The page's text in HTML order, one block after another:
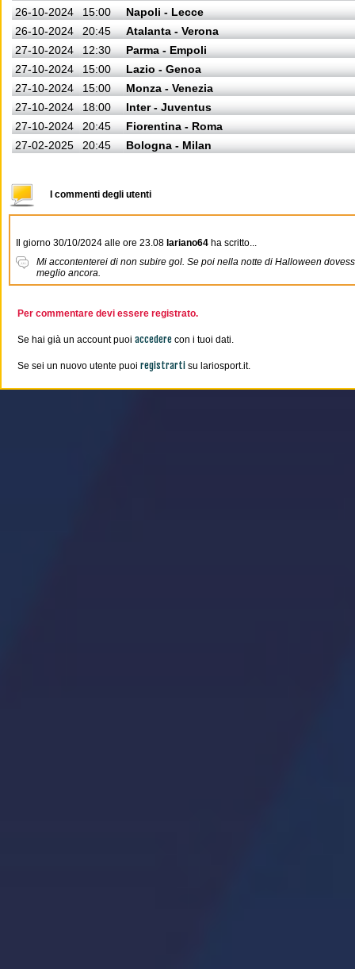
26-10-2024
15:00
Napoli - Lecce
26-10-2024
20:45
Atalanta - Verona
27-10-2024
12:30
Parma - Empoli
27-10-2024
15:00
Lazio - Genoa
27-10-2024
15:00
Monza - Venezia
27-10-2024
18:00
Inter - Juventus
27-10-2024
20:45
Fiorentina - Roma
27-02-2025
20:45 Bologna - Milan
I commenti degli utenti
Il giorno 30/10/2024 alle ore 23.08 lariano64 ha scritto...
Mi accontenterei di non subire gol. Se poi nella notte di Halloween
meglio ancora.
Per commentare devi essere registrato.
Se hai già un account puoi accedere con i tuoi dati.
Se sei un nuovo utente puoi registrarti su lariosport.it.